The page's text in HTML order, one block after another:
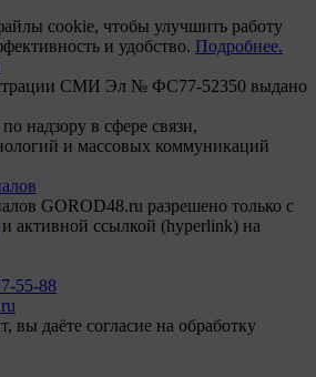
cookie, чтобы улучшить работу
и удобство. Подробнее.
СМИ Эл № ФС77-52350 выдано
надзору в сфере связи,
и массовых коммуникаций
GOROD48.ru разрешено только с
и активной ссылкой (hyperlink) на
55-88
вы даёте согласие на обработку